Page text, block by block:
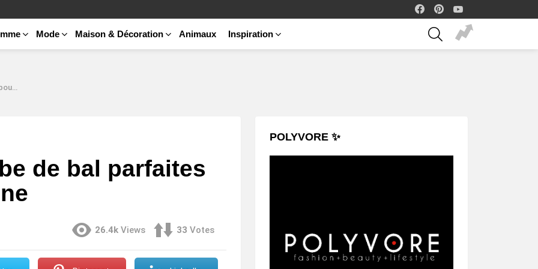
facebook
Mode Maison & Décoration Animaux Inspiration
SEARCH
de bal parfaites
26.4k Views 33 Votes
POLYVORE ✨